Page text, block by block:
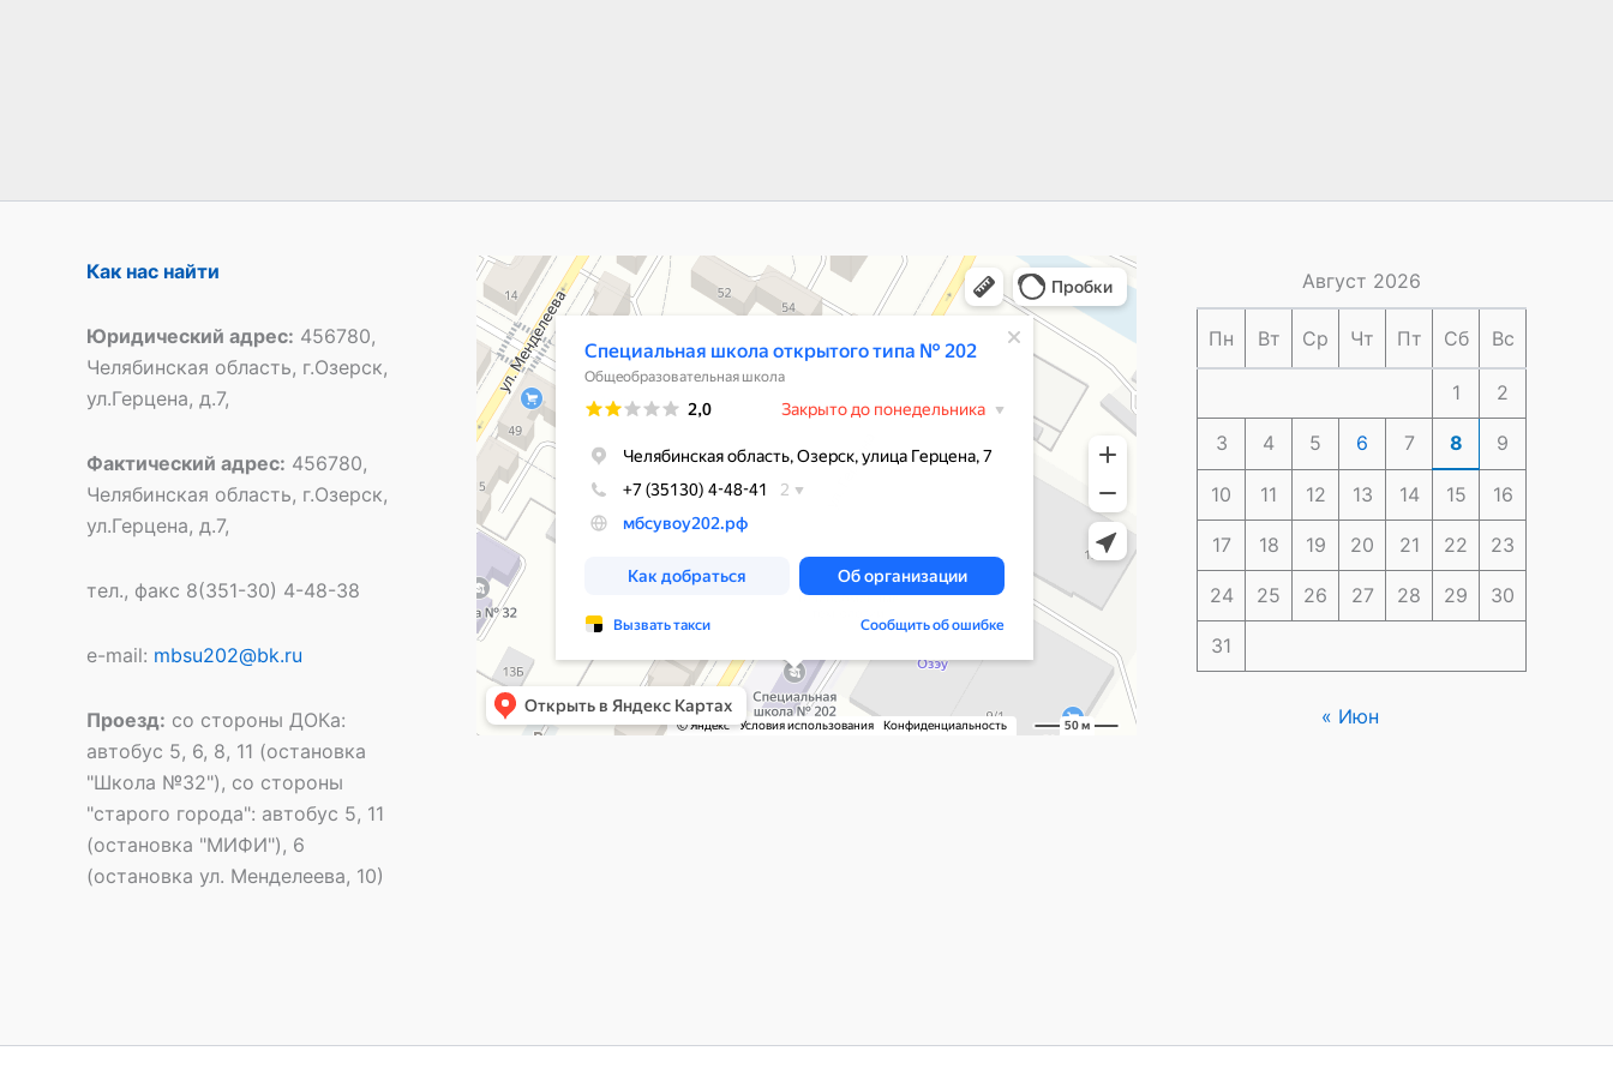
Как нас найти
Юридический адрес: 456780,
Челябинская область, г.Озерск,
ул.Герцена, д.7,
Фактический адрес: 456780,
Челябинская область, г.Озерск,
ул.Герцена, д.7,
тел., факс 8(351-30) 4-48-38
e-mail: mbsu202@bk.ru
Проезд: со стороны ДОКа:
автобус 5, 6, 8, 11 (остановка
"Школа №32"), со стороны
"старого города": автобус 5, 11
(остановка "МИФИ"), 6
(остановка ул. Менделеева, 10)
Специальная школа открытого типа № 202
Общеобразовательная школа в Озёрске
Август 2026
Пн Вт Ср Чт Пт Сб Вс
1 2
3 4 5 6 7 8 9
10 11 12 13 14 15 16
17 18 19 20 21 22 23
24 25 26 27 28 29 30
31
« Июн